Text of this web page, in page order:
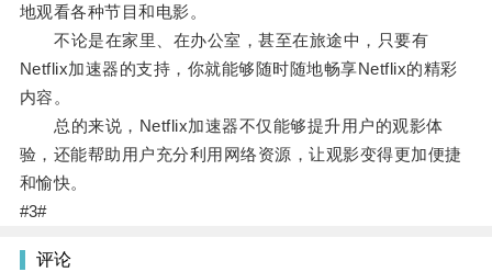
地观看各种节目和电影。
不论是在家里、在办公室，甚至在旅途中，只要有
Netflix加速器的支持，你就能够随时随地畅享Netflix的精彩
内容。
总的来说，Netflix加速器不仅能够提升用户的观影体
验，还能帮助用户充分利用网络资源，让观影变得更加便捷
和愉快。
#3#
评论